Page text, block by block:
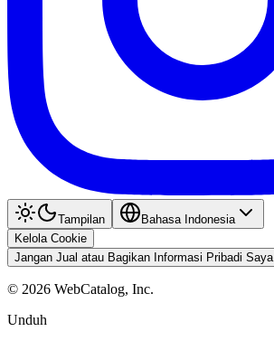
Tampilan
Bahasa Indonesia
Kelola Cookie
Jangan Jual atau Bagikan Informasi Pribadi Saya
© 2026 WebCatalog, Inc.
Unduh